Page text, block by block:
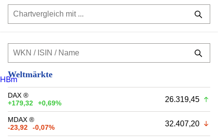
Weltmärkte
DAX ®
+179,32
+0,69% 26.319,45
MDAX ®
-23,92
-0,07% 32.407,20
HBm